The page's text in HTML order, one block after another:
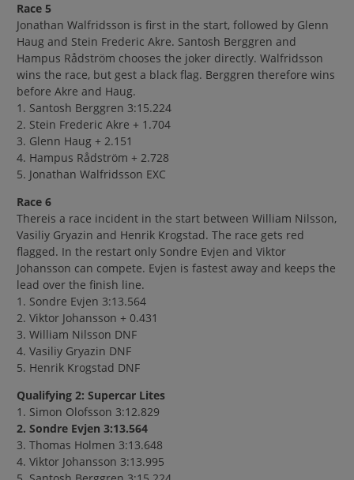
Race 5
Jonathan Walfridsson is first in the start, followed by Glenn
Haug and Stein Frederic Akre. Santosh Berggren and
Hampus Rådström chooses the joker directly. Walfridsson
wins the race, but gest a black flag. Berggren therefore wins
before Akre and Haug.
1. Santosh Berggren 3:15.224
2. Stein Frederic Akre + 1.704
3. Glenn Haug + 2.151
4. Hampus Rådström + 2.728
5. Jonathan Walfridsson EXC
Race 6
Thereis a race incident in the start between William Nilsson,
Vasiliy Gryazin and Henrik Krogstad. The race gets red
flagged. In the restart only Sondre Evjen and Viktor
Johansson can compete. Evjen is fastest away and keeps the
lead over the finish line.
1. Sondre Evjen 3:13.564
2. Viktor Johansson + 0.431
3. William Nilsson DNF
4. Vasiliy Gryazin DNF
5. Henrik Krogstad DNF
Qualifying 2: Supercar Lites
1. Simon Olofsson 3:12.829
2. Sondre Evjen 3:13.564
3. Thomas Holmen 3:13.648
4. Viktor Johansson 3:13.995